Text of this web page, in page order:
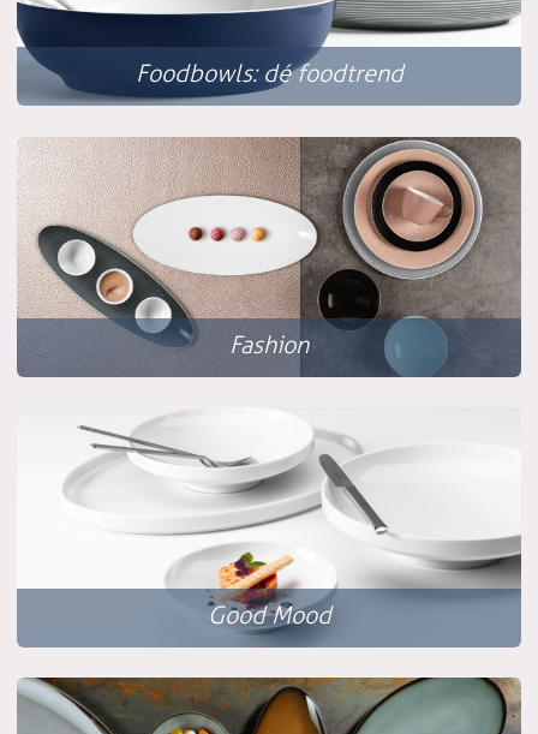
Foodbowls: dé foodtrend
Fashion
Good Mood